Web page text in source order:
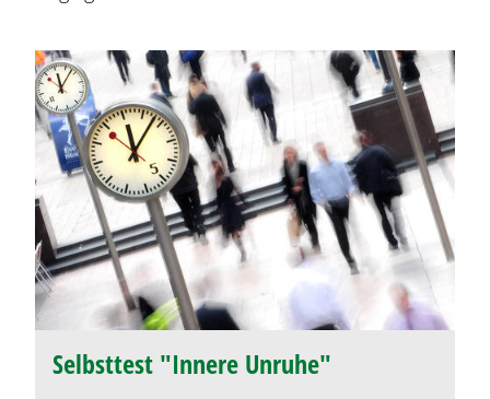
Selbsttest "Innere Unruhe"